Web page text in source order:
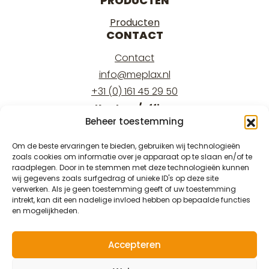
Beheer toestemming
Om de beste ervaringen te bieden, gebruiken wij technologieën
zoals cookies om informatie over je apparaat op te slaan en/of te
raadplegen. Door in te stemmen met deze technologieën kunnen
wij gegevens zoals surfgedrag of unieke ID's op deze site
verwerken. Als je geen toestemming geeft of uw toestemming
intrekt, kan dit een nadelige invloed hebben op bepaalde functies
en mogelijkheden.
Accepteren
Producten
CONTACT
Contact
info@meplax.nl
+31 (0) 161 45 29 50
Kantoor/office:
Burgemeester Krollaan 17
5126 PT Gilze
Magazijn/warehouse:
Burgemeester Krollaan 15
5126 PT Gilze